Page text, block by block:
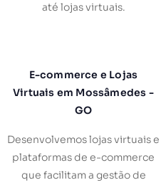
até lojas virtuais.
E-commerce e Lojas
Virtuais em Mossâmedes -
GO
Desenvolvemos lojas virtuais e
plataformas de e-commerce
que facilitam a gestão de